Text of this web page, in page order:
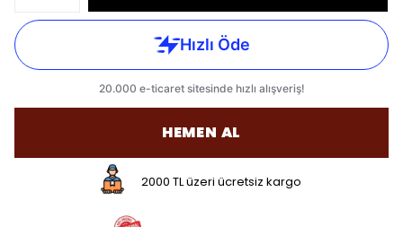
HEMEN AL
2000 TL üzeri ücretsiz kargo